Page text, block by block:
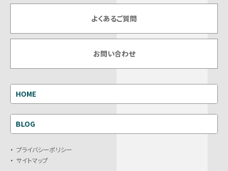
よくあるご質問
お問い合わせ
HOME
BLOG
プライバシーポリシー
サイトマップ